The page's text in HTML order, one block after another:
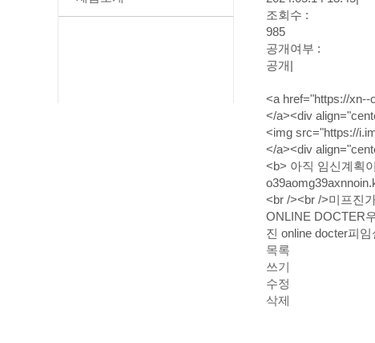
조회수 :
985
공개여부 :
공개|
<a href="https://xn--
</a><div
<img src="https://
</a><div
<b> 아직 임신계획
<br /><br />미프진
ONLINE DOCTER
진 online docter피
목록
쓰기
수정
삭제